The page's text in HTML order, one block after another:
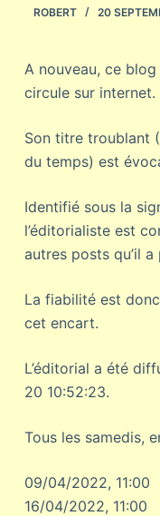
n
u
ROBERT 20
A nouveau, ce
circule sur internet.
Son titre troublant
du temps) est
Identifié sous la
l’éditorialiste est
autres posts qu’il
La fiabilité est
cet encart.
L’éditorial a été
20 10:52:23.
Tous les samedis,
09/04/2022, 11:00
16/04/2022, 11:00